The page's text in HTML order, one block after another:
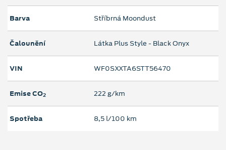
Barva Stříbrná Moondust
Čalounění Látka Plus Style - Black Onyx
VIN WF0SXXTA6STT56470
Emise CO2 222 g/km
Spotřeba 8,5 l/100 km